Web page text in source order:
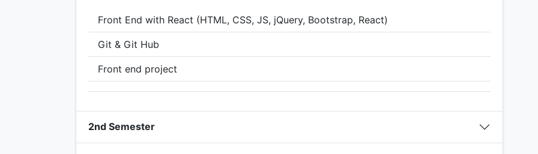
Front End with React (HTML, CSS, JS, jQuery, Bootstrap, React)
Git & Git Hub
Front end project
2nd Semester